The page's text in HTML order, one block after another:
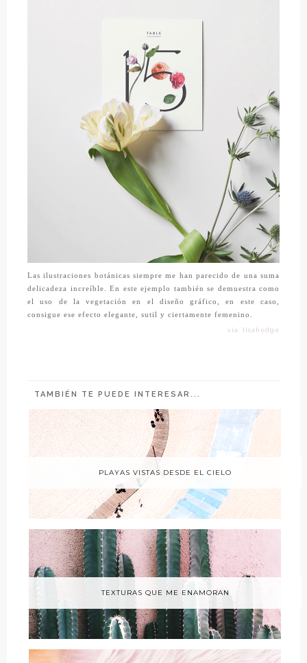
Las ilustraciones botánicas siempre me han parecido de una suma
delicadeza increíble. En este ejemplo también se demuestra como
el uso de la vegetación en el diseño gráfico, en este caso,
consigue ese efecto elegante, sutil y ciertamente femenino.
vía: lisahedge
TAMBIÉN TE PUEDE INTERESAR...
PLAYAS VISTAS DESDE EL CIELO
TEXTURAS QUE ME ENAMORAN